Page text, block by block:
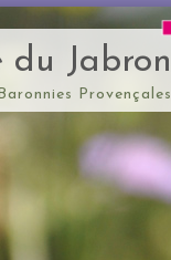
du Jabron
Provençales